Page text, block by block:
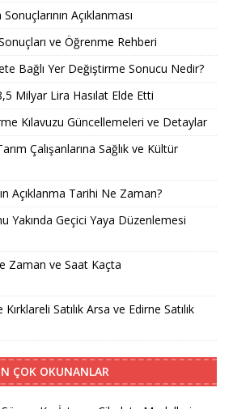
Açıklanması
ve Öğrenme Rehberi
Bağlı Yer Değiştirme Sonucu Nedir?
Milyar Lira Hasılat Elde Etti
Kılavuzu Güncellemeleri ve Detaylar
Çalışanlarına Sağlık ve Kültür
Açıklanma Tarihi Ne Zaman?
Yakında Geçici Yaya Düzenlemesi
Zaman ve Saat Kaçta
Satılık Arsa ve Edirne Satılık
ÇOK OKUNANLAR